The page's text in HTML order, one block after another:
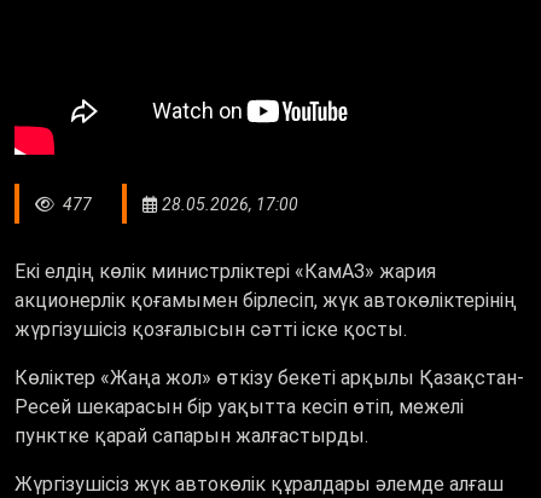
477 28.05.2026, 17:00
Екі елдің көлік министрліктері «КамАЗ» жария
акционерлік қоғамымен бірлесіп, жүк автокөліктерінің
жүргізушісіз қозғалысын сәтті іске қосты.
Көліктер «Жаңа жол» өткізу бекеті арқылы Қазақстан-
Ресей шекарасын бір уақытта кесіп өтіп, межелі
пунктке қарай сапарын жалғастырды.
Жүргізушісіз жүк автокөлік құралдары әлемде алғаш